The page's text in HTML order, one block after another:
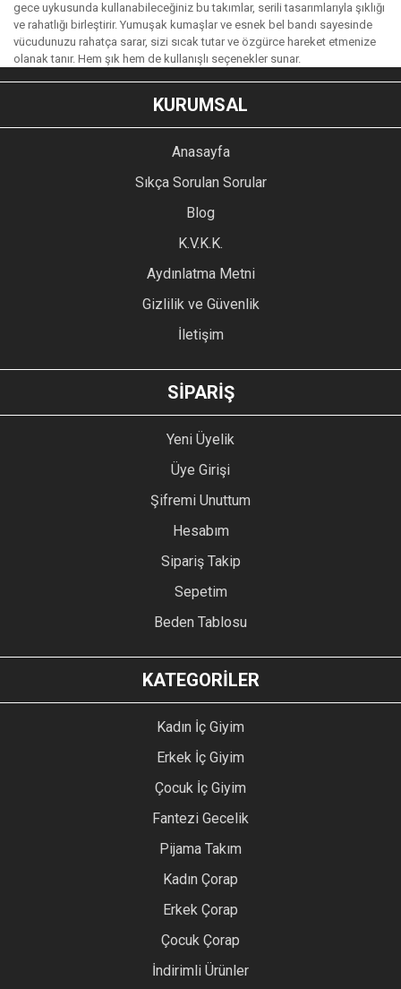
gece uykusunda kullanabileceğiniz bu takımlar, serili tasarımlarıyla şıklığı
ve rahatlığı birleştirir. Yumuşak kumaşlar ve esnek bel bandı sayesinde
vücudunuzu rahatça sarar, sizi sıcak tutar ve özgürce hareket etmenize
olanak tanır. Hem şık hem de kullanışlı seçenekler sunar.
KURUMSAL
Anasayfa
Sıkça Sorulan Sorular
Blog
K.V.K.K.
Aydınlatma Metni
Gizlilik ve Güvenlik
İletişim
SİPARİŞ
Yeni Üyelik
Üye Girişi
Şifremi Unuttum
Hesabım
Sipariş Takip
Sepetim
Beden Tablosu
KATEGORİLER
Kadın İç Giyim
Erkek İç Giyim
Çocuk İç Giyim
Fantezi Gecelik
Pijama Takım
Kadın Çorap
Erkek Çorap
Çocuk Çorap
İndirimli Ürünler